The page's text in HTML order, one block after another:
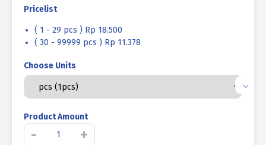
Pricelist
( 1 - 29 pcs ) Rp 18.500
( 30 - 99999 pcs ) Rp 11.378
Choose Units
Product Amount
-
Kuantitas
+